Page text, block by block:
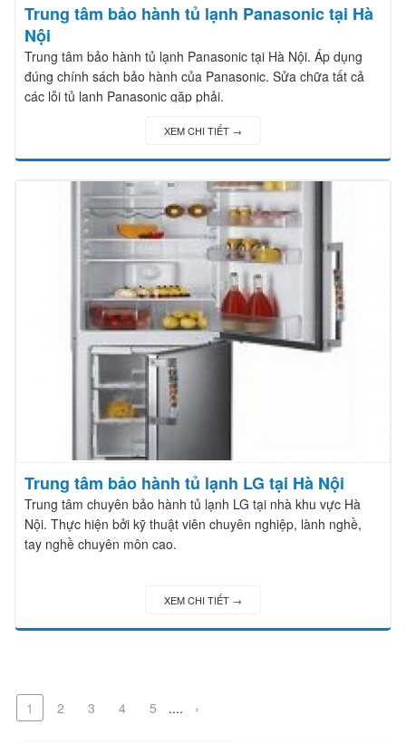
Trung tâm bảo hành tủ lạnh Panasonic tại Hà
Nội
Trung tâm bảo hành tủ lạnh Panasonic tại Hà Nội. Áp dụng
đúng chính sách bảo hành của Panasonic. Sửa chữa tất cả
các lỗi tủ lạnh Panasonic gặp phải.
XEM CHI TIẾT →
Trung tâm bảo hành tủ lạnh LG tại Hà Nội
Trung tâm chuyên bảo hành tủ lạnh LG tại nhà khu vực Hà
Nội. Thực hiện bởi kỹ thuật viên chuyên nghiệp, lành nghề,
tay nghề chuyên môn cao.
XEM CHI TIẾT →
1 2 3 4 5 .... ›